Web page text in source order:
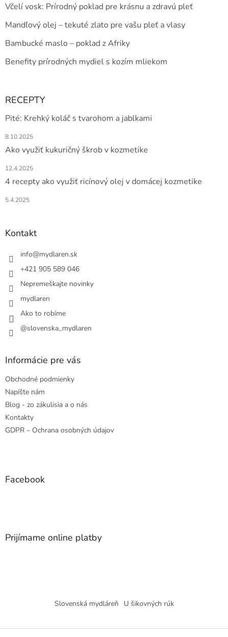
Včelí vosk: Prírodný poklad pre krásnu a zdravú pleť
Mandľový olej – tekuté zlato pre vašu pleť a vlasy
Bambucké maslo – poklad z Afriky
Benefity prírodných mydiel s kozím mliekom
RECEPTY
Pité: Krehký koláč s tvarohom a jablkami
8.10.2025
Ako využiť kukuričný škrob v kozmetike
12.4.2025
4 recepty ako využiť ricínový olej v domácej kozmetike
5.4.2025
Kontakt
info@mydlaren.sk
+421 905 589 046
Nepremeškajte novinky
mydlaren
Ako to robíme
@slovenska_mydlaren
Informácie pre vás
Obchodné podmienky
Napíšte nám
Blog - zo zákulisia a o nás
Kontakty
GDPR – Ochrana osobných údajov
Facebook
Prijímame online platby
Slovenská mydláreň U šikovných rúk